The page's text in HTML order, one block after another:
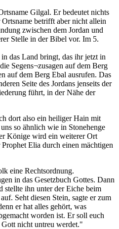
Gilgal. Er bedeutet nichts
betrifft aber nicht allein
zwischen dem Jordan und
Stelle in der Bibel vor. Im 5.
das Land bringt, das ihr jetzt in
Segens¬zusagen auf dem Berg
auf dem Berg Ebal ausrufen. Das
Seite des Jordans jenseits der
führt, in der Nähe der
dort also ein heiliger Hain mit
so ähnlich wie in Stonehenge
Könige wird ein weiterer Ort
Elia durch einen mächtigen
eine Rechtsordnung.
in das Gesetzbuch Gottes. Dann
stellte ihn unter der Eiche beim
Seht diesen Stein, sagte er zum
er hat alles gehört, was
worden ist. Er soll euch
nicht untreu werdet."